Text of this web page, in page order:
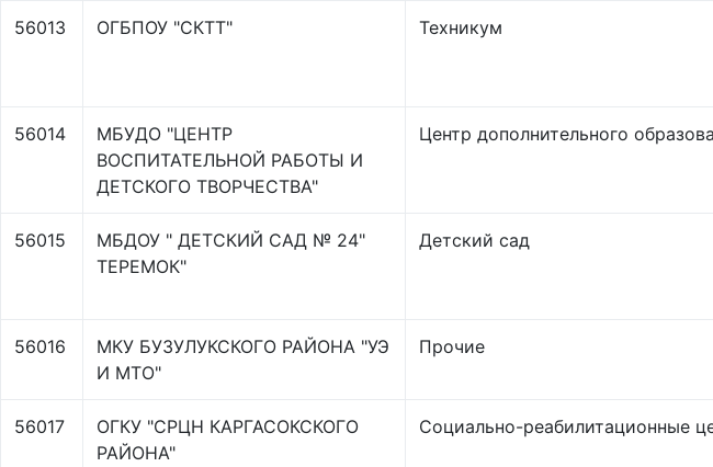
56013 ОГБПОУ "СКТТ" Техникум
56014
МБУДО "ЦЕНТР
ВОСПИТАТЕЛЬНОЙ РАБОТЫ И
ДЕТСКОГО ТВОРЧЕСТВА"
Центр дополнительного
56015
МБДОУ " ДЕТСКИЙ САД № 24"
ТЕРЕМОК"
Детский сад
56016
МКУ БУЗУЛУКСКОГО РАЙОНА "УЭ
И МТО"
Прочие
56017
ОГКУ "СРЦН КАРГАСОКСКОГО
РАЙОНА"
Социально-реабилитационные